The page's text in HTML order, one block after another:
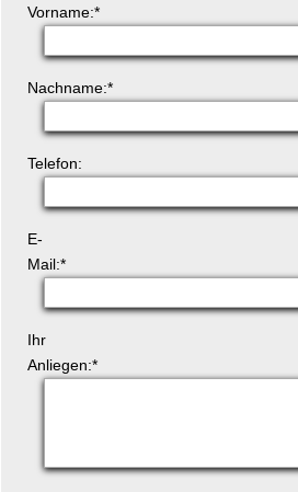
Pflichtfeld
Vorname:*
Pflichtfeld
Nachname:*
Telefon:
Pflichtfeld
E-
Mail:*
Pflichtfeld
Ihr
Anliegen:*